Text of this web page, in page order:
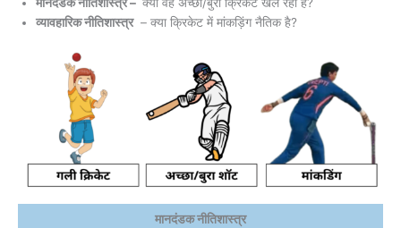
व्यावहारिक नीतिशास्त्र– क्या क्रिकेट में मांकड़िंग नैतिक है?
मानदंडक नीतिशास्त्र